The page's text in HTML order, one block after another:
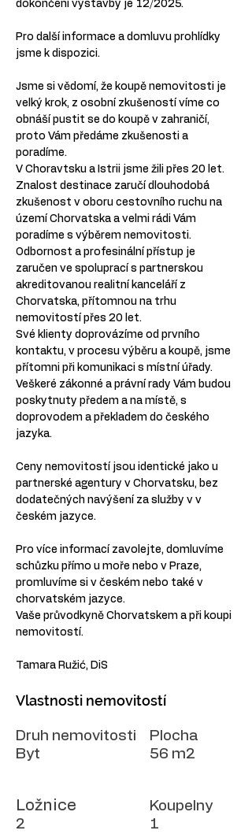
dokončení výstavby je 12/2025.
Pro další informace a domluvu prohlídky
jsme k dispozici.
Jsme si vědomí, že koupě nemovitosti je
velký krok, z osobní zkušeností víme co
obnáší pustit se do koupě v zahraničí,
proto Vám předáme zkušenosti a
poradíme.
V Choravtsku a Istrii jsme žili přes 20 let.
Znalost destinace zaručí dlouhodobá
zkušenost v oboru cestovního ruchu na
území Chorvatska a velmi rádi Vám
poradíme s výběrem nemovitosti.
Odbornost a profesinální přístup je
zaručen ve spoluprací s partnerskou
akreditovanou realitní kanceláří z
Chorvatska, přítomnou na trhu
nemovitostí přes 20 let.
Své klienty doprovázíme od prvního
kontaktu, v procesu výběru a koupě, jsme
přítomni při komunikaci s místní úřady.
Veškeré zákonné a právní rady Vám budou
poskytnuty předem a na místě, s
doprovodem a překladem do českého
jazyka.
Ceny nemovitostí jsou identické jako u
partnerské agentury v Chorvatsku, bez
dodatečných navýšení za služby v v
českém jazyce.
Pro více informací zavolejte, domluvíme
schůzku přímo u moře nebo v Praze,
promluvíme si v českém nebo také v
chorvatském jazyce.
Vaše průvodkyně Chorvatskem a při koupi
nemovitostí.
Tamara Ružić, DiS
Vlastnosti nemovitostí
Druh nemovitosti
Plocha
Byt
56 m2
Ložnice
2
Koupelny
1